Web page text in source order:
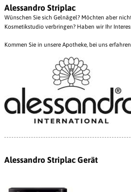
Alessandro Striplac
Wünschen Sie sich Gelnägel? Möchten aber
Kosmetikstudio verbringen? Haben wir Ihr
Kommen Sie in unsere Apotheke, bei uns
Alessandro Striplac Gerät